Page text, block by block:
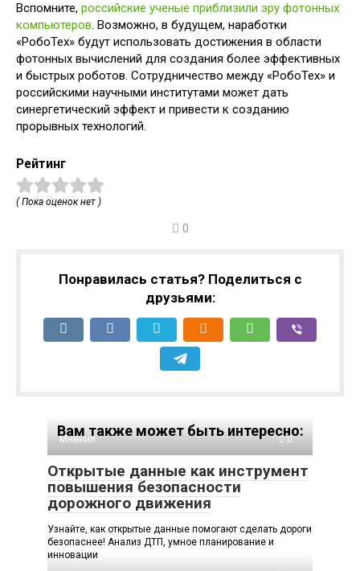
Вспомните, российские ученые приблизили эру фотонных
компьютеров. Возможно, в будущем, наработки
«РобоТех» будут использовать достижения в области
фотонных вычислений для создания более эффективных
и быстрых роботов. Сотрудничество между «РобоТех» и
российскими научными институтами может дать
синергетический эффект и привести к созданию
прорывных технологий.
Рейтинг
( Пока оценок нет )
0
Понравилась статья? Поделиться с
друзьями:
Вам также может быть интересно:
Мнения 0
Открытые данные как инструмент
повышения безопасности
дорожного движения
Узнайте, как открытые данные помогают сделать дороги
безопаснее! Анализ ДТП, умное планирование и
инновации